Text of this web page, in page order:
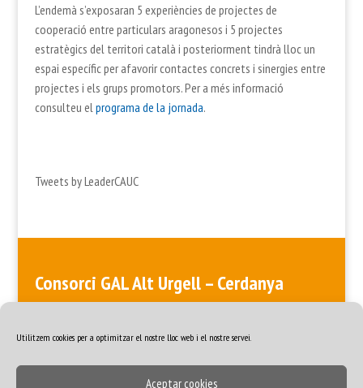
Utilitzem cookies per a optimitzar el nostre lloc web i el nostre servei.
Aceptar cookies
L’endemà s’exposaran 5 experiències de projectes de
cooperació entre particulars aragonesos i 5 projectes
estratègics del territori català i posteriorment tindrà lloc un
espai específic per afavorir contactes concrets i sinergies entre
projectes i els grups promotors. Per a més informació
consulteu el programa de la jornada.
Tweets by LeaderCAUC
Consorci GAL Alt Urgell – Cerdanya
· 17520 Puigcerdà · 972 88 48 84